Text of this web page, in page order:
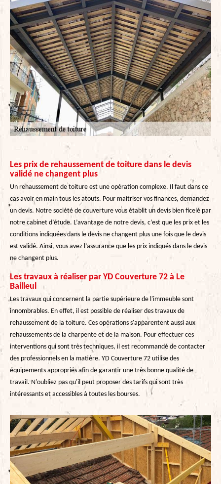
Les prix de rehaussement de toiture dans le devis
validé ne changent plus
Un rehaussement de toiture est une opération complexe. Il faut dans ce
cas avoir en main tous les atouts. Pour maitriser vos finances, demandez
un devis. Notre société de couverture vous établit un devis bien ficelé par
notre cabinet d’étude. L’avantage de notre devis, c’est que les prix et les
conditions indiquées dans le devis ne changent plus une fois que le devis
est validé. Ainsi, vous avez l’assurance que les prix indiqués dans le devis
ne changent plus.
Les travaux à réaliser par YD Couverture 72 à Le
Bailleul
Les travaux qui concernent la partie supérieure de l'immeuble sont
innombrables. En effet, il est possible de réaliser des travaux de
rehaussement de la toiture. Ces opérations s'apparentent aussi aux
rehaussements de la charpente et de la maison. Pour effectuer ces
interventions qui sont très techniques, il est recommandé de contacter
des professionnels en la matière. YD Couverture 72 utilise des
équipements appropriés afin de garantir une très bonne qualité de
travail. N'oubliez pas qu'il peut proposer des tarifs qui sont très
intéressants et accessibles à toutes les bourses.